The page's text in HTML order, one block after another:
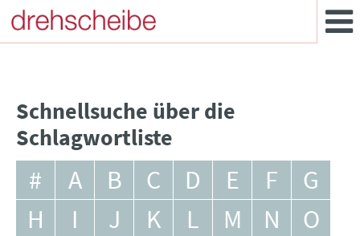
Schnellsuche über die
Schlagwortliste
# A B C D E F
G
H
I J K L M N
O